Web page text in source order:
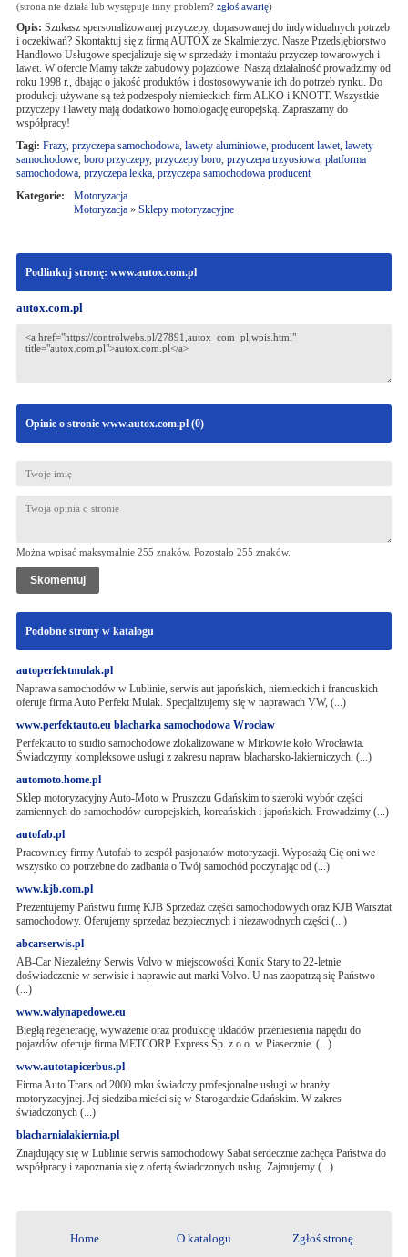
(strona nie działa lub występuje inny problem? zgłoś awarię)
Opis: Szukasz spersonalizowanej przyczepy, dopasowanej do indywidualnych potrzeb
i oczekiwań? Skontaktuj się z firmą AUTOX ze Skalmierzyc. Nasze Przedsiębiorstwo
Handlowo Usługowe specjalizuje się w sprzedaży i montażu przyczep towarowych i
lawet. W ofercie Mamy także zabudowy pojazdowe. Naszą działalność prowadzimy od
roku 1998 r., dbając o jakość produktów i dostosowywanie ich do potrzeb rynku. Do
produkcji używane są też podzespoły niemieckich firm ALKO i KNOTT. Wszystkie
przyczepy i lawety mają dodatkowo homologację europejską. Zapraszamy do
współpracy!
Tagi: Frazy, przyczepa samochodowa, lawety aluminiowe, producent lawet, lawety
samochodowe, boro przyczepy, przyczepy boro, przyczepa trzyosiowa, platforma
samochodowa, przyczepa lekka, przyczepa samochodowa producent
Kategorie:
Motoryzacja
Motoryzacja» Sklepy motoryzacyjne
Podlinkuj stronę: www.autox.com.pl
autox.com.pl
Opinie o stronie www.autox.com.pl (0)
Można wpisać maksymalnie 255 znaków. Pozostało 255 znaków.
Podobne strony w katalogu
autoperfektmulak.pl
Naprawa samochodów w Lublinie, serwis aut japońskich, niemieckich i francuskich
oferuje firma Auto Perfekt Mulak. Specjalizujemy się w naprawach VW, (...)
www.perfektauto.eu blacharka samochodowa Wrocław
Perfektauto to studio samochodowe zlokalizowane w Mirkowie koło Wrocławia.
Świadczymy kompleksowe usługi z zakresu napraw blacharsko-lakierniczych. (...)
automoto.home.pl
Sklep motoryzacyjny Auto-Moto w Pruszczu Gdańskim to szeroki wybór części
zamiennych do samochodów europejskich, koreańskich i japońskich. Prowadzimy (...)
autofab.pl
Pracownicy firmy Autofab to zespół pasjonatów motoryzacji. Wyposażą Cię oni we
wszystko co potrzebne do zadbania o Twój samochód poczynając od (...)
www.kjb.com.pl
Prezentujemy Państwu firmę KJB Sprzedaż części samochodowych oraz KJB Warsztat
samochodowy. Oferujemy sprzedaż bezpiecznych i niezawodnych części (...)
abcarserwis.pl
AB-Car Niezależny Serwis Volvo w miejscowości Konik Stary to 22-letnie
doświadczenie w serwisie i naprawie aut marki Volvo. U nas zaopatrzą się Państwo
(...)
www.walynapedowe.eu
Biegłą regenerację, wyważenie oraz produkcję układów przeniesienia napędu do
pojazdów oferuje firma METCORP Express Sp. z o.o. w Piasecznie. (...)
www.autotapicerbus.pl
Firma Auto Trans od 2000 roku świadczy profesjonalne usługi w branży
motoryzacyjnej. Jej siedziba mieści się w Starogardzie Gdańskim. W zakres
świadczonych (...)
blacharnialakiernia.pl
Znajdujący się w Lublinie serwis samochodowy Sabat serdecznie zachęca Państwa do
współpracy i zapoznania się z ofertą świadczonych usług. Zajmujemy (...)
Home O katalogu Zgłoś stronę